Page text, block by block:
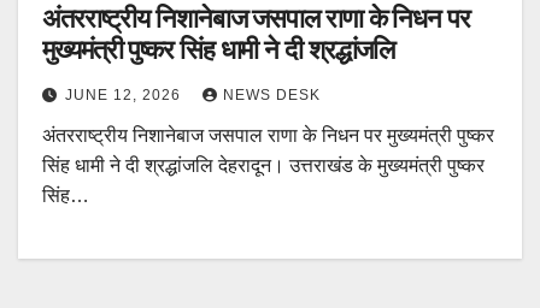
अंतरराष्ट्रीय निशानेबाज जसपाल राणा के निधन पर
मुख्यमंत्री पुष्कर सिंह धामी ने दी श्रद्धांजलि
JUNE 12, 2026 NEWS DESK
अंतरराष्ट्रीय निशानेबाज जसपाल राणा के निधन पर मुख्यमंत्री पुष्कर
सिंह धामी ने दी श्रद्धांजलि देहरादून। उत्तराखंड के मुख्यमंत्री पुष्कर
सिंह…